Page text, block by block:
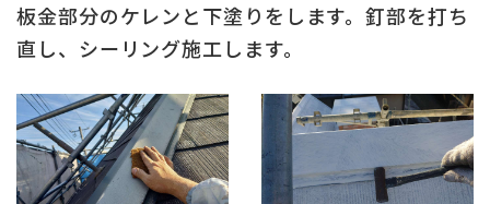
板金部分のケレンと下塗りをします。釘部を打ち
直し、シーリング施工します。